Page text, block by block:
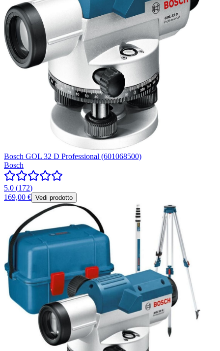
Bosch GOL 32 D Professional (601068500)
Bosch
5.0 (172)
169,00 € Vedi prodotto